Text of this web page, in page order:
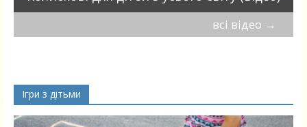
всі відео →
Ігри з дітьми